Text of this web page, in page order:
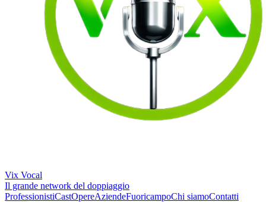
Vix Vocal
Il grande network del doppiaggio
ProfessionistiCastOpereAziendeFuoricampoChi siamoContatti